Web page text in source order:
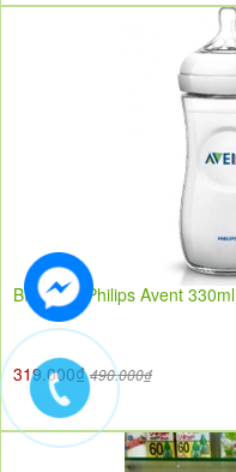
Bình sữa Philips Avent 330ml
319.000₫490.000₫